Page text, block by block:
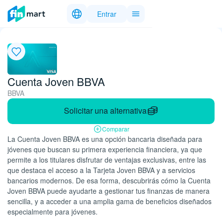
Entrar
Cuenta Joven BBVA
BBVA
Solicitar una alternativa
Comparar
La Cuenta Joven BBVA es una opción bancaria diseñada para
jóvenes que buscan su primera experiencia financiera, ya que
permite a los titulares disfrutar de ventajas exclusivas, entre las
que destaca el acceso a la Tarjeta Joven BBVA y a servicios
bancarios modernos. De esa forma, descubrirás cómo la Cuenta
Joven BBVA puede ayudarte a gestionar tus finanzas de manera
sencilla, y a acceder a una amplia gama de beneficios diseñados
especialmente para jóvenes.